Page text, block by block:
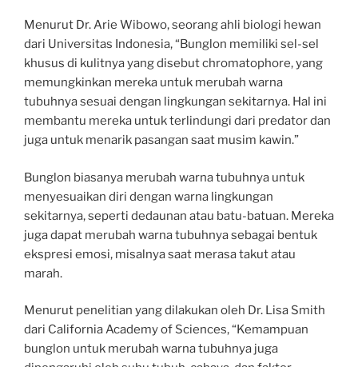
Menurut Dr. Arie Wibowo, seorang ahli biologi hewan
dari Universitas Indonesia, “Bunglon memiliki sel-sel
khusus di kulitnya yang disebut chromatophore, yang
memungkinkan mereka untuk merubah warna
tubuhnya sesuai dengan lingkungan sekitarnya. Hal ini
membantu mereka untuk terlindungi dari predator dan
juga untuk menarik pasangan saat musim kawin.”
Bunglon biasanya merubah warna tubuhnya untuk
menyesuaikan diri dengan warna lingkungan
sekitarnya, seperti dedaunan atau batu-batuan. Mereka
juga dapat merubah warna tubuhnya sebagai bentuk
ekspresi emosi, misalnya saat merasa takut atau
marah.
Menurut penelitian yang dilakukan oleh Dr. Lisa Smith
dari California Academy of Sciences, “Kemampuan
bunglon untuk merubah warna tubuhnya juga